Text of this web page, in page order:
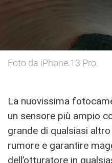
Foto da iPhone 13 Pro.
La nuovissima
un sensore più ampio
grande di qualsiasi
rumore e garantire
dell’otturatore in